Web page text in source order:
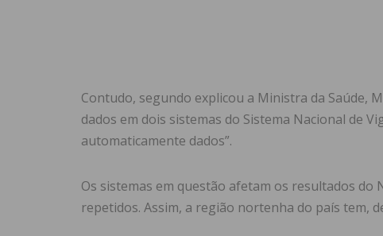
Contudo, segundo explicou a Ministra da Saúde,
dados em dois sistemas do Sistema Nacional de
automaticamente dados”.
Os sistemas em questão afetam os resultados
repetidos. Assim, a região nortenha do país tem,